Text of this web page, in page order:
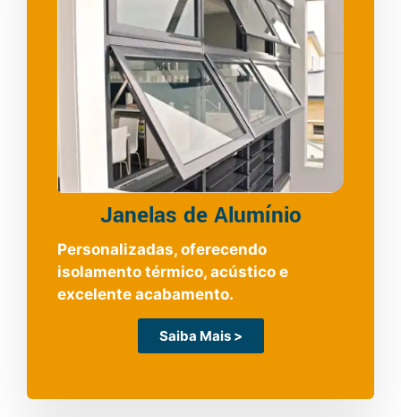
Janelas de Alumínio
Personalizadas, oferecendo
isolamento térmico, acústico e
excelente acabamento.
Saiba Mais >